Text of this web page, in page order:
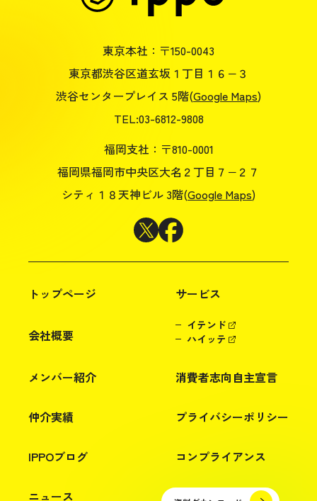
東京本社：〒150-0043
東京都渋谷区道玄坂１丁目１６−３
渋谷センタープレイス 5階(Google Maps)
TEL:03-6812-9808
福岡支社：〒810-0001
福岡県福岡市中央区大名２丁目７−２７
シティ１８天神ビル 3階(Google Maps)
トップページ
会社概要
メンバー紹介
仲介実績
IPPOブログ
ニュース
サービス
イテンド
ハイッテ
消費者志向自主宣言
プライバシーポリシー
コンプライアンス